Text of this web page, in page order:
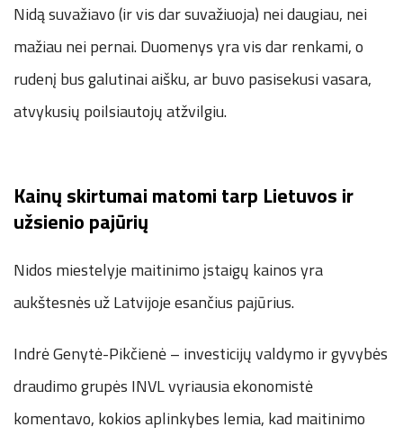
Nidą suvažiavo (ir vis dar suvažiuoja) nei daugiau, nei
mažiau nei pernai. Duomenys yra vis dar renkami, o
rudenį bus galutinai aišku, ar buvo pasisekusi vasara,
atvykusių poilsiautojų atžvilgiu.
Kainų skirtumai matomi tarp Lietuvos ir
užsienio pajūrių
Nidos miestelyje maitinimo įstaigų kainos yra
aukštesnės už Latvijoje esančius pajūrius.
Indrė Genytė-Pikčienė – investicijų valdymo ir gyvybės
draudimo grupės INVL vyriausia ekonomistė
komentavo, kokios aplinkybes lemia, kad maitinimo